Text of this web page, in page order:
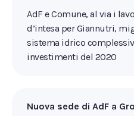
AdF e Comune, al via i
d’intesa per Giannutri,
sistema idrico
investimenti del 2020
Nuova sede di AdF a